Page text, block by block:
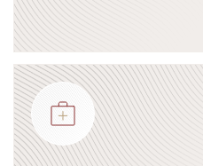
Подробнее о программе